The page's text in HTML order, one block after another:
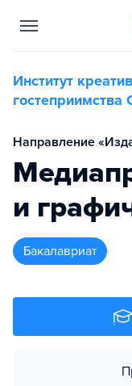
Институт
Направление
и
бакалавриат